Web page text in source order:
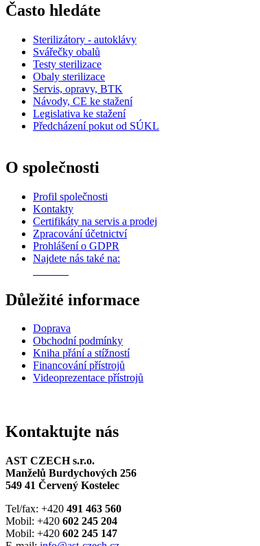
Často hledáte
Sterilizátory - autoklávy
Svářečky obalů
Testy sterilizace
Obaly sterilizace
Servis, opravy, BTK
Návody, CE ke stažení
Legislativa ke stažení
Předcházení pokut od SÚKL
O společnosti
Profil společnosti
Kontakty
Certifikáty na servis a prodej
Zpracování účetnictví
Prohlášení o GDPR
Najdete nás také na:
Důležité informace
Doprava
Obchodní podmínky
Kniha přání a stížností
Financování přístrojů
Videoprezentace přístrojů
Kontaktujte nás
AST CZECH s.r.o.
Manželů Burdychových 256
549 41 Červený Kostelec
Tel/fax: +420 491 463 560
Mobil: +420 602 245 204
Mobil: +420 602 245 147